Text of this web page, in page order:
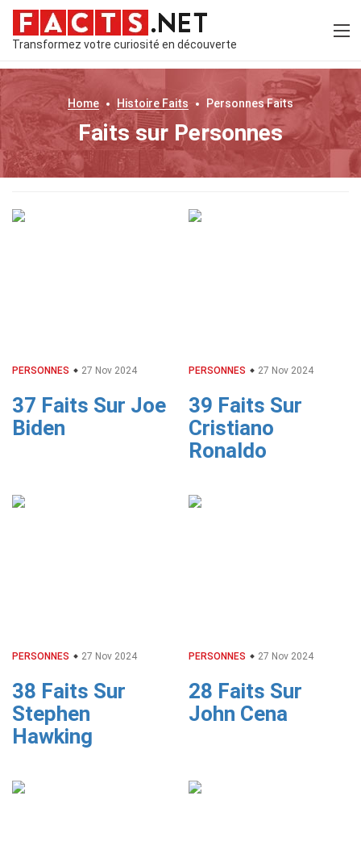
Transformez votre curiosité en découverte
Home HistoireFaits PersonnesFaits
Faits sur Personnes
PERSONNES 27 Nov 2024
37 Faits Sur Joe
Biden
PERSONNES 27 Nov 2024
39 Faits Sur
Cristiano
Ronaldo
PERSONNES 27 Nov 2024
38 Faits Sur
Stephen
Hawking
PERSONNES 27 Nov 2024
28 Faits Sur
John Cena